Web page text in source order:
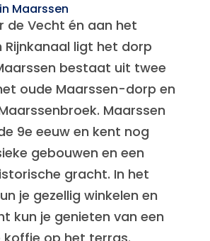
Maarssen
de Vecht én aan het
ligt het dorp
bestaat uit twee
oude Maarssen-dorp en
Maarssen
9e eeuw en kent nog
gebouwen en een
gracht. In het
je gezellig winkelen en
kun je genieten van een